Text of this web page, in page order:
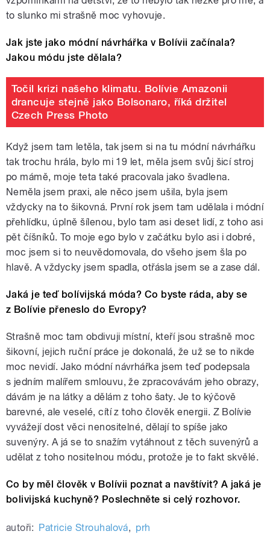
to slunko mi strašně moc vyhovuje.
Jak jste jako módní návrhářka v Bolívii začínala?
Jakou módu jste dělala?
Točil krizi našeho klimatu. Bolívie Amazonii
drancuje stejně jako Bolsonaro, říká držitel
Czech Press Photo
Když jsem tam letěla, tak jsem si na tu módní návrhářku
tak trochu hrála, bylo mi 19 let, měla jsem svůj šicí stroj
po mámě, moje teta také pracovala jako švadlena.
Neměla jsem praxi, ale něco jsem ušila, byla jsem
vždycky na to šikovná. První rok jsem tam udělala i módní
přehlídku, úplně šílenou, bylo tam asi deset lidí, z toho asi
pět číšníků. To moje ego bylo v začátku bylo asi i dobré,
moc jsem si to neuvědomovala, do všeho jsem šla po
hlavě. A vždycky jsem spadla, otřásla jsem se a zase dál.
Jaká je teď bolívijská móda? Co byste ráda, aby se
z Bolívie přeneslo do Evropy?
Strašně moc tam obdivuji místní, kteří jsou strašně moc
šikovní, jejich ruční práce je dokonalá, že už se to nikde
moc nevidí. Jako módní návrhářka jsem teď podepsala
s jedním malířem smlouvu, že zpracovávám jeho obrazy,
dávám je na látky a dělám z toho šaty. Je to kýčově
barevné, ale veselé, cítí z toho člověk energii. Z Bolívie
vyvážejí dost věci nenositelné, dělají to spíše jako
suvenýry. A já se to snažím vytáhnout z těch suvenýrů a
udělat z toho nositelnou módu, protože je to fakt skvělé.
Co by měl člověk v Bolívii poznat a navštívit? A jaká je
bolivijská kuchyně? Poslechněte si celý rozhovor.
autoři: Patricie Strouhalová, prh